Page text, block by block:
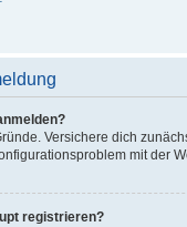
Versichere dich
mit der
registrieren?